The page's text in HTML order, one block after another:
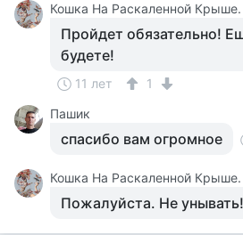
Кошка На Раскаленной Крыше.
Пройдет обязательно!
будете!
11 лет
1
Пашик
спасибо вам огромное
Кошка На Раскаленной Крыше.
Пожалуйста. Не унывать!